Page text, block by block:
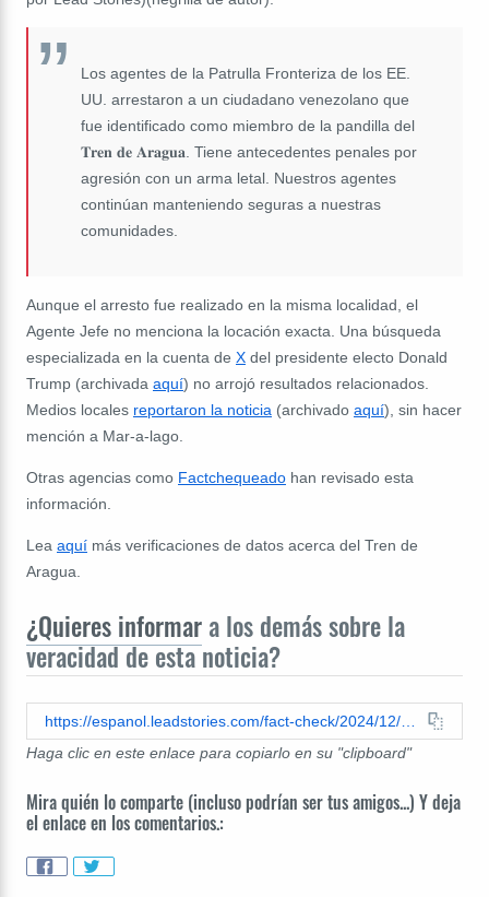
Los agentes de la Patrulla Fronteriza de los EE.
UU. arrestaron a un ciudadano venezolano que
fue identificado como miembro de la pandilla del
𝐓𝐫𝐞𝐧 𝐝𝐞 𝐀𝐫𝐚𝐠𝐮𝐚. Tiene antecedentes penales por
agresión con un arma letal. Nuestros agentes
continúan manteniendo seguras a nuestras
comunidades.
Aunque el arresto fue realizado en la misma localidad, el
Agente Jefe no menciona la locación exacta. Una búsqueda
especializada en la cuenta de X del presidente electo Donald
Trump (archivada aquí) no arrojó resultados relacionados.
Medios locales reportaron la noticia (archivado aquí), sin hacer
mención a Mar-a-lago.
Otras agencias como Factchequeado han revisado esta
información.
Lea aquí más verificaciones de datos acerca del Tren de
Aragua.
¿Quieres informar a los demás sobre la
veracidad de esta noticia?
https://espanol.leadstories.com/fact-check/2024/12/verificacion-de-datos-miembro-del-tren-de-aragua-arrestado-no-en-patio-de-trump.html
Haga clic en este enlace para copiarlo en su "clipboard"
Mira quién lo comparte (incluso podrían ser tus amigos...) Y deja
el enlace en los comentarios.: